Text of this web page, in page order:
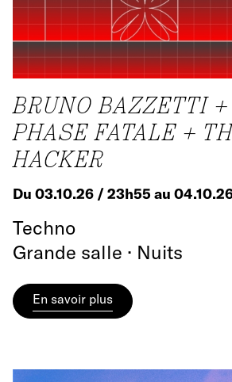
BRUNO BAZZETTI +
PHASE FATALE +
HACKER
Du 03.10.26 / 23h55 au
Techno
Grande salle · Nuits
En savoir plus